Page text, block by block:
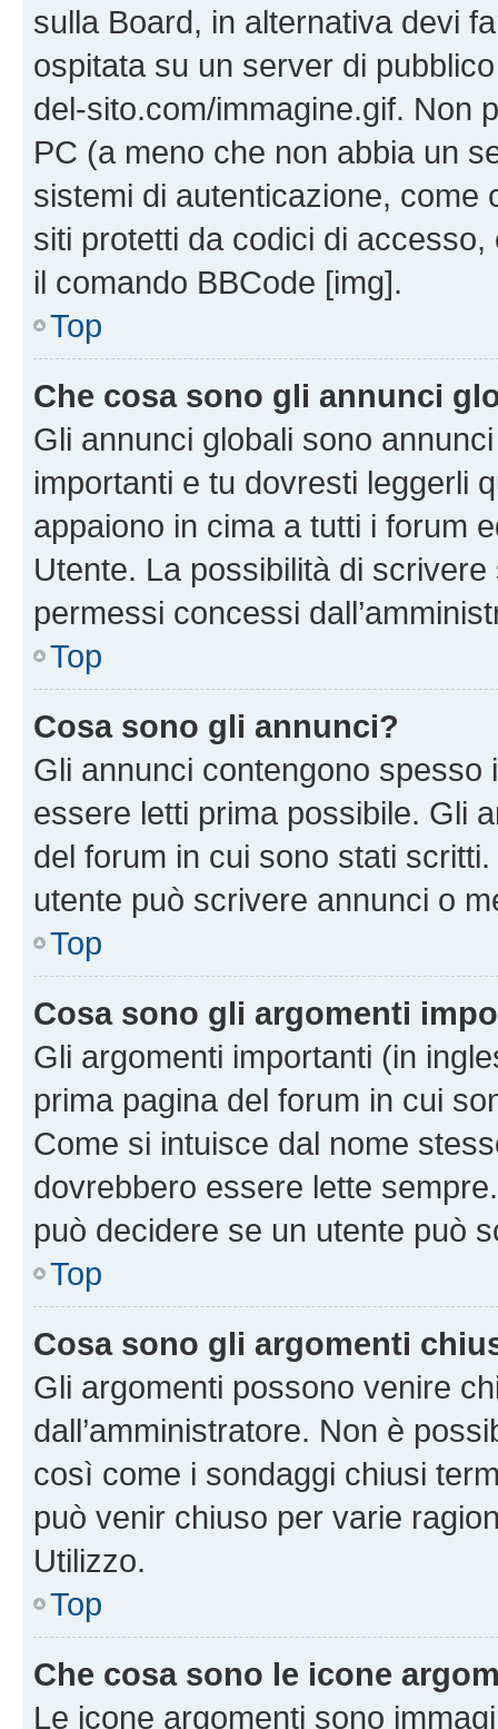
sulla Board, in alternativa devi
ospitata su un server di
del-sito.com/immagine.gif. Non
PC (a meno che non abbia un
sistemi di autenticazione, come
siti protetti da codici di
il comando BBCode [img].
Top
Che cosa sono gli annunci
Gli annunci globali sono
importanti e tu dovresti leggerli
appaiono in cima a tutti i forum
Utente. La possibilità di
permessi concessi
Top
Cosa sono gli annunci?
Gli annunci contengono
essere letti prima possibile. Gli
del forum in cui sono stati
utente può scrivere annunci o
Top
Cosa sono gli argomenti
Gli argomenti importanti (in
prima pagina del forum in cui
Come si intuisce dal nome
dovrebbero essere lette
può decidere se un utente può
Top
Cosa sono gli argomenti
Gli argomenti possono venire
dall’amministratore. Non è
così come i sondaggi chiusi
può venir chiuso per varie
Utilizzo.
Top
Che cosa sono le icone
Le icone argomenti sono